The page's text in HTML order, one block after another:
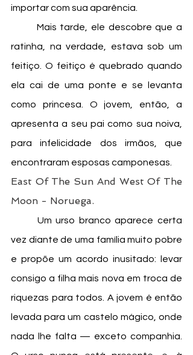
importar com sua aparência.
ratinha, na verdade, estava sob um
feitiço. O feitiço é quebrado quando
ela cai de uma ponte e se levanta
como princesa. O jovem, então, a
apresenta a seu pai como sua noiva,
para infelicidade dos irmãos, que
encontraram esposas camponesas.
East Of The Sun And West Of The
Moon - Noruega.
vez diante de uma família muito pobre
e propõe um acordo inusitado: levar
consigo a filha mais nova em troca de
riquezas para todos. A jovem é então
levada para um castelo mágico, onde
nada lhe falta — exceto companhia.